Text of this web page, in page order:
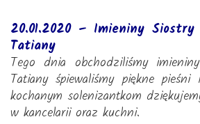
20.01.2020 – Imieniny
Tatiany
Tego dnia obchodziliśmy
Tatiany śpiewaliśmy piękne
kochanym solenizantkom
w kancelarii oraz kuchni.